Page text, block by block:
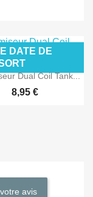
Aperçu rapide
Dual Coil Tank...
8,95 €
DATE DE
avis